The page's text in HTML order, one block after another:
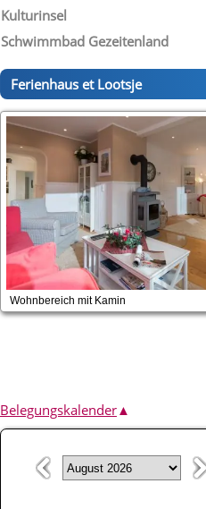
Kulturinsel
Schwimmbad Gezeitenland
Ferienhaus et Lootsje
Wohnbereich mit Kamin
Belegungskalender▲